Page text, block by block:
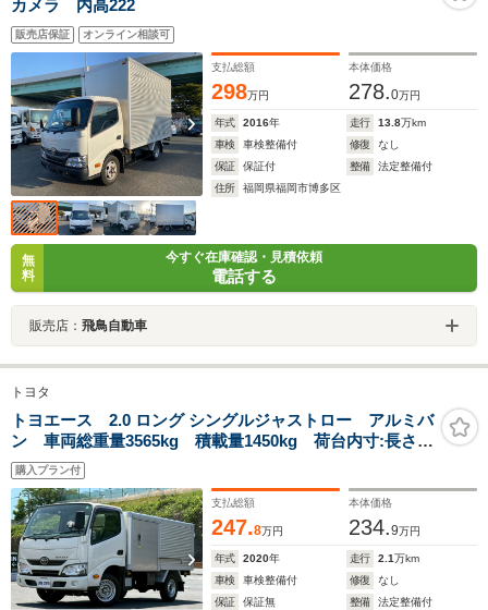
カメラ 内高222
販売店保証 オンライン相談可
支払総額
298万円
本体価格
278.0万円
年式 2016年 走行 13.8万km
車検
車検整備付 修復
なし
保証
保証付 整備
法定整備付
住所
福岡県福岡市博多区
無
料
今すぐ在庫確認・見積依頼
電話する
販売店： 飛鳥自動車
トヨタ
トヨエース 2.0 ロング シングルジャストロー アルミバ
ン 車両総重量3565kg 積載量1450kg 荷台内寸:長さ
294cm×幅155cm×高さ104cm MT 北村製作所製 両側
スライドドア ジョロダー 荷室灯 リアステップ バ
ックカメラ ETC ドラレコ フォグランプ
購入プラン付
支払総額
247.8万円
本体価格
234.9万円
年式 2020年 走行 2.1万km
車検
車検整備付 修復
なし
保証
保証無 整備
法定整備付